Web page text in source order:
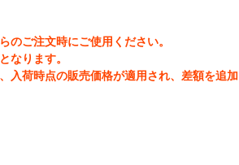
ご注文時にご使用ください。
なります。
入荷時点の販売価格が適用され、差額を追加